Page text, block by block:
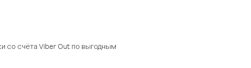
со счёта Viber Out по выгодным